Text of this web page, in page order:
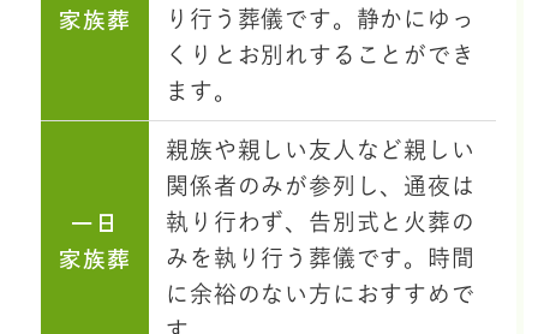
家族葬
り行う葬儀です。静かにゆっ
くりとお別れすることができ
ます。
一日
家族葬
親族や親しい友人など親しい
関係者のみが参列し、通夜は
執り行わず、告別式と火葬の
みを執り行う葬儀です。時間
に余裕のない方におすすめで
す。